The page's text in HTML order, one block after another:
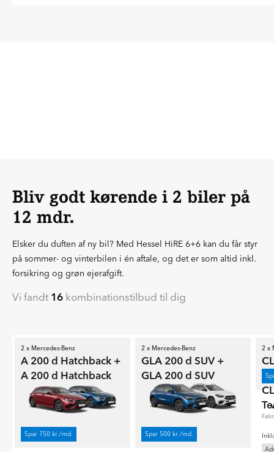
Bliv godt kørende i 2 biler på
12 mdr.
Elsker du duften af ny bil? Med Hessel HiRE 6+6 kan du får styr
på sommer- og vinterbilen i én aftale, og det er som altid inkl.
forsikring og grøn ejerafgift.
Vi fandt 16 kombinationstilbud til dig
2 x Mercedes-Benz
A 200 d Hatchback +
A 200 d Hatchback
Spar 750 kr./md.
2 x Mercedes-Benz
GLA 200 d SUV +
GLA 200 d SUV
Spar 500 kr./md.
2 x